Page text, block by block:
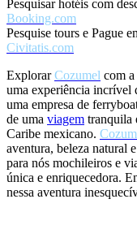
Pesquisar hotéis com
Booking.com
Pesquise tours e Pague
Civitatis.com
ExplorarCozumel com
uma experiência incrível
uma empresa de
de uma viagem tranquila
Caribe mexicano.
aventura, beleza natural
para nós mochileiros e
única e enriquecedora.
nessa aventura